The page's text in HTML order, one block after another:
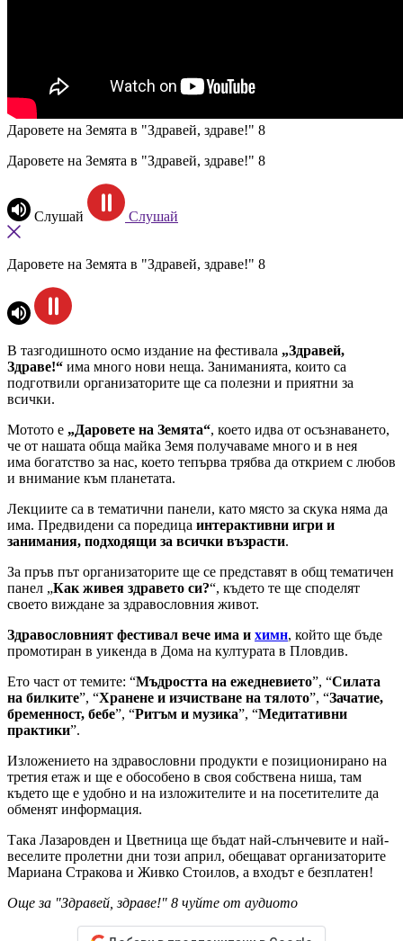
Даровете на Земята в "Здравей, здраве!" 8
Даровете на Земята в "Здравей, здраве!" 8
Слушай Слушай
Даровете на Земята в "Здравей, здраве!" 8
В тазгодишното осмо издание на фестивала „Здравей,
Здраве!“ има много нови неща. Заниманията, които са
подготвили организаторите ще са полезни и приятни за
всички.
Мотото е „Даровете на Земята“, което идва от осъзнаването,
че от нашата обща майка Земя получаваме много и в нея
има богатство за нас, което тепърва трябва да открием с любов
и внимание към планетата.
Лекциите са в тематични панели, като място за скука няма да
има. Предвидени са поредица интерактивни игри и
занимания, подходящи за всички възрасти.
За пръв път организаторите ще се представят в общ тематичен
панел „Как живея здравето си?“, където те ще споделят
своето виждане за здравословния живот.
Здравословният фестивал вече има и химн, който ще бъде
промотиран в уикенда в Дома на културата в Пловдив.
Ето част от темите: “Мъдростта на ежедневието”, “Силата
на билките”, “Хранене и изчистване на тялото”, “Зачатие,
бременност, бебе”, “Ритъм и музика”, “Медитативни
практики”.
Изложението на здравословни продукти е позиционирано на
третия етаж и ще е обособено в своя собствена ниша, там
където ще е удобно и на изложителите и на посетителите да
обменят информация.
Така Лазаровден и Цветница ще бъдат най-слънчевите и най-
веселите пролетни дни този април, обещават организаторите
Мариана Стракова и Живко Стоилов, а входът е безплатен!
Още за "Здравей, здраве!" 8 чуйте от аудиото